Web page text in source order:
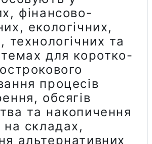
фінансово-
екологічних,
технологічних та
для коротко-
процесів
обсягів
та накопичення
на складах,
альтернативних